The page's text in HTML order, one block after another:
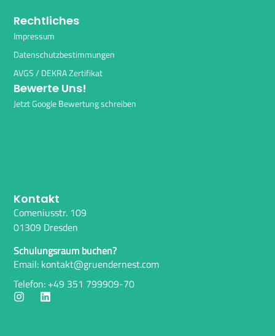
Rechtliches
Impressum
Datenschutzbestimmungen
AVGS / DEKRA Zertifikat
Bewerte Uns!
Jetzt Google Bewertung schreiben
Kontakt
Comeniusstr. 109
01309 Dresden
Schulungsraum buchen?
Email: kontakt@gruendernest.com
Telefon: +49 351 799909-70